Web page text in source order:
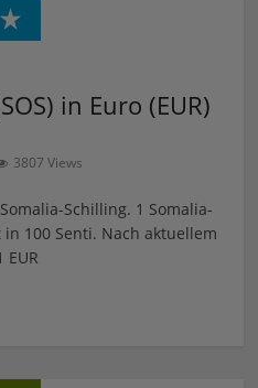
in Euro (EUR)
3807 Views
Schilling. 1 Somalia-
100 Senti. Nach aktuellem